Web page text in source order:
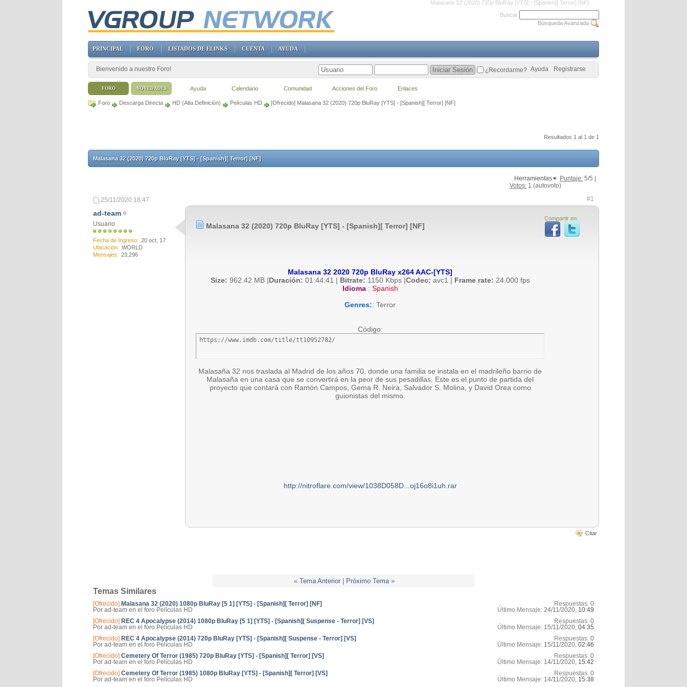
Malasana 32 (2020) 720p BluRay [YTS] - [Spanish][ Terror] [NF]
Foro Descarga Directa HD (Alta Definición) Películas HD [Ofrecido] Malasana 32 (2020) 720p BluRay [YTS] - [Spanish][ Terror] [NF]
Resultados 1 al 1 de 1
Malasana 32 (2020) 720p BluRay [YTS] - [Spanish][ Terror] [NF]
Herramientas Puntaje: 5/5 |
Votos: 1 (autovoto)
25/11/2020 18:47 #1
ad-team
Usuario
Fecha de Ingreso
20 oct, 17
Ubicación
WORLD
Mensajes
23,296
Compartir en:
Malasana 32 (2020) 720p BluRay [YTS] - [Spanish][ Terror] [NF]
Malasana 32 2020 720p BluRay x264 AAC-[YTS]
Size: 962.42 MB |Duración: 01:44:41 | Bitrate: 1150 Kbps |Codec: avc1 | Frame rate: 24.000 fps
Idioma : Spanish
Genres:: Terror
Código:
https://www.imdb.com/title/tt10952782/
Malasaña 32 nos traslada al Madrid de los años 70, donde una familia se instala en el madrileño barrio de
Malasaña en una casa que se convertirá en la peor de sus pesadillas. Este es el punto de partida del
proyecto que contará con Ramón Campos, Gema R. Neira, Salvador S. Molina, y David Orea como
guionistas del mismo.
http://nitroflare.com/view/1038D058D...oj16o8i1uh.rar
Citar
« Tema Anterior| Próximo Tema »
Temas Similares
[Ofrecido] Malasana 32 (2020) 1080p BluRay [5 1] [YTS] - [Spanish][ Terror] [NF]
Por ad-team en el foro Películas HD
Respuestas: 0
Último Mensaje: 24/11/2020, 10:49
[Ofrecido] REC 4 Apocalypse (2014) 1080p BluRay [5 1] [YTS] - [Spanish][ Suspense - Terror] [VS]
Por ad-team en el foro Películas HD
Respuestas: 0
Último Mensaje: 15/11/2020, 04:35
[Ofrecido] REC 4 Apocalypse (2014) 720p BluRay [YTS] - [Spanish][ Suspense - Terror] [VS]
Por ad-team en el foro Películas HD
Respuestas: 0
Último Mensaje: 15/11/2020, 02:46
[Ofrecido] Cemetery Of Terror (1985) 720p BluRay [YTS] - [Spanish][ Terror] [VS]
Por ad-team en el foro Películas HD
Respuestas: 0
Último Mensaje: 14/11/2020, 15:42
[Ofrecido] Cemetery Of Terror (1985) 1080p BluRay [YTS] - [Spanish][ Terror] [VS]
Por ad-team en el foro Películas HD
Respuestas: 0
Último Mensaje: 14/11/2020, 15:38
Buscar
Búsqueda Avanzada
PRINCIPAL FORO LISTADOS DE ELINKS CUENTA AYUDA
Bienvenido a nuestro Foro! Registrarse
Ayuda
¿Recordarme?
FORO Ayuda Calendario Comunidad Acciones del Foro Enlaces
NOVEDADES